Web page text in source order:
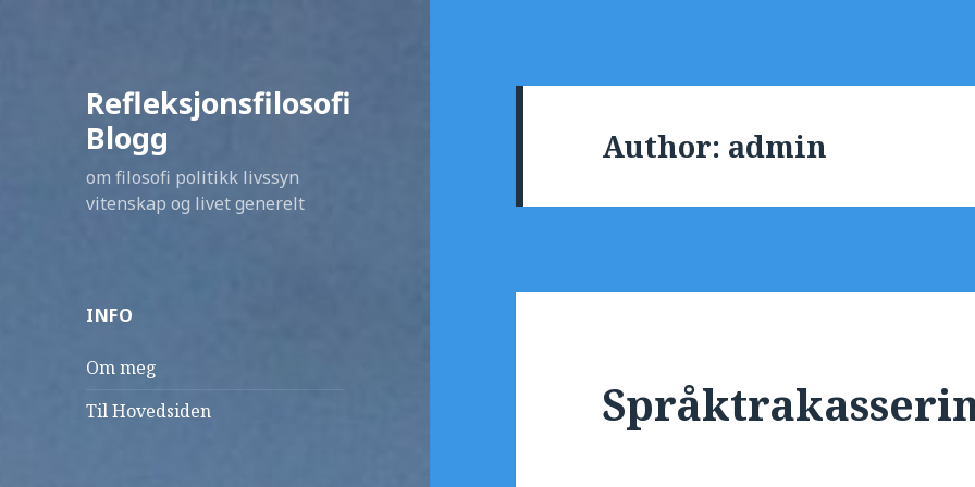
Refleksjonsfilosofi
Blogg
om filosofi politikk livssyn
vitenskap og livet generelt
INFO
Om meg
Til Hovedsiden
Author: admin